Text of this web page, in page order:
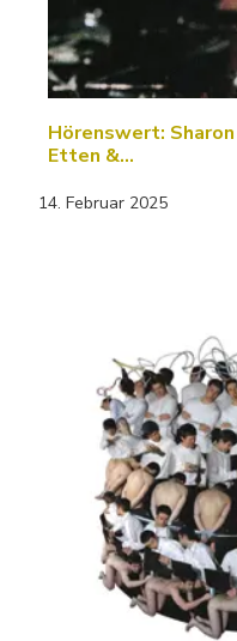
Hörenswert:
Etten &…
14. Februar 2025